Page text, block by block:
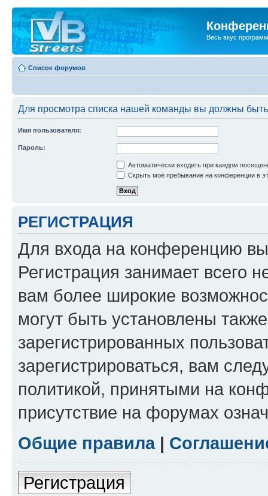
Весь вкус
Список форумов
Для просмотра списка нашей команды вы должны
Имя пользователя:
Пароль:
Автоматически входить при каждом
Скрыть моё пребывание на конференции в
РЕГИСТРАЦИЯ
Для входа на конференцию
Регистрация занимает всего
вам более широкие
могут быть установлены
зарегистрированных
зарегистрироваться, вам
политикой, принятыми на
присутствие на форумах
Общие правила|
Регистрация